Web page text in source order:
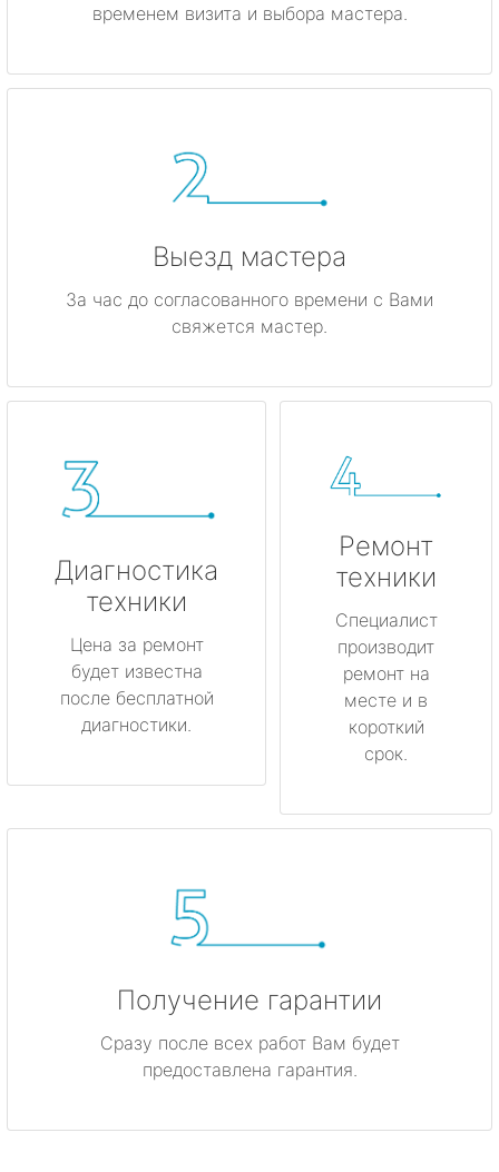
временем визита и выбора мастера.
Выезд мастера
За час до согласованного времени с Вами
свяжется мастер.
Диагностика
техники
Цена за ремонт
будет известна
после бесплатной
диагностики.
Ремонт
техники
Специалист
производит
ремонт на
месте и в
короткий
срок.
Получение гарантии
Сразу после всех работ Вам будет
предоставлена гарантия.